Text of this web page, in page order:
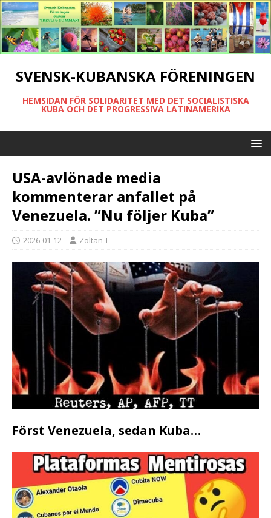
SVENSK-KUBANSKA FÖRENINGEN
HEMSIDAN FÖR SOLIDARITET MED DET SOCIALISTISKA
KUBA OCH DET PROGRESSIVA LATINAMERIKA
USA-avlönade media
kommenterar anfallet på
Venezuela. ”Nu följer Kuba”
2026-01-12 Zoltan T
Först Venezuela, sedan Kuba…